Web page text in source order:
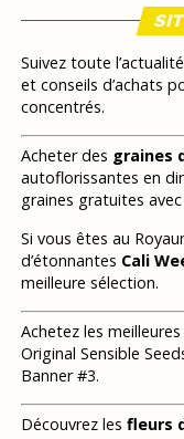
Suivez toute
et conseils d’achats
concentrés.
Acheter des graines
autoflorissantes en
graines gratuites
Si vous êtes au
d’étonnantes Cali
meilleure sélection.
Achetez les meilleures
Original Sensible
Banner #3.
Découvrez les fleurs